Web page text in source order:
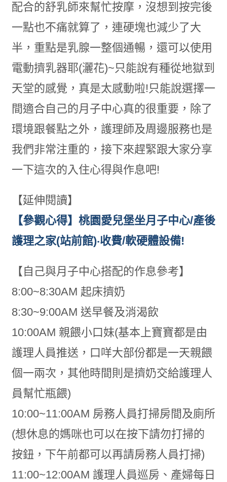
配合的舒乳師來幫忙按摩，沒想到按完後
一點也不痛就算了，連硬塊也減少了大
半，重點是乳腺一整個通暢，還可以使用
電動擠乳器耶(灑花)~只能說有種從地獄到
天堂的感覺，真是太感動啦!只能說選擇一
間適合自己的月子中心真的很重要，除了
環境跟餐點之外，護理師及周邊服務也是
我們非常注重的，接下來趕緊跟大家分享
一下這次的入住心得與作息吧!
【延伸閱讀】
【參觀心得】桃園愛兒堡坐月子中心/產後
護理之家(站前館)‧收費/軟硬體設備!
【自己與月子中心搭配的作息參考】
8:00~8:30AM 起床擠奶
8:30~9:00AM 送早餐及消渴飲
10:00AM 親餵小口妹(基本上寶寶都是由
護理人員推送，口咩大部份都是一天親餵
個一兩次，其他時間則是擠奶交給護理人
員幫忙瓶餵)
10:00~11:00AM 房務人員打掃房間及廁所
(想休息的媽咪也可以在按下請勿打掃的
按鈕，下午前都可以再請房務人員打掃)
11:00~12:00AM 護理人員巡房、產婦每日